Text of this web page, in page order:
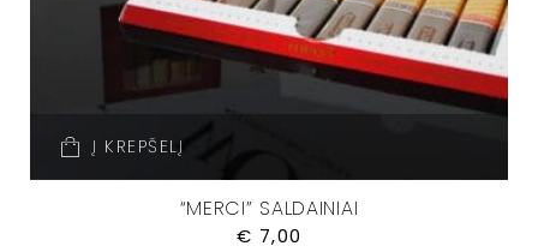
Į KREPŠELĮ
“MERCI” SALDAINIAI
€ 7,00